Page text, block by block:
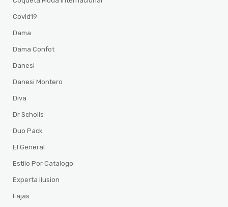
Covid19
Dama
Dama Confot
Danesi
Danesi Montero
Diva
Dr Scholls
Duo Pack
El General
Estilo Por Catalogo
Experta ilusion
Fajas